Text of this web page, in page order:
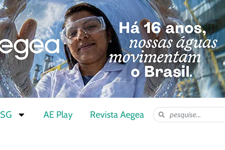
AE Play Revista Aegea